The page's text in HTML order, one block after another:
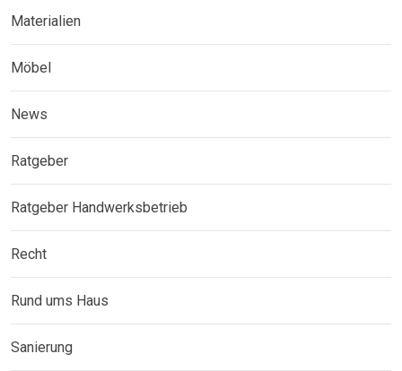
Materialien
Möbel
News
Ratgeber
Ratgeber Handwerksbetrieb
Recht
Rund ums Haus
Sanierung